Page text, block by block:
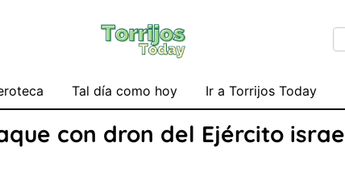
Tal día como hoy Ir a Torrijos Today
con dron del Ejército